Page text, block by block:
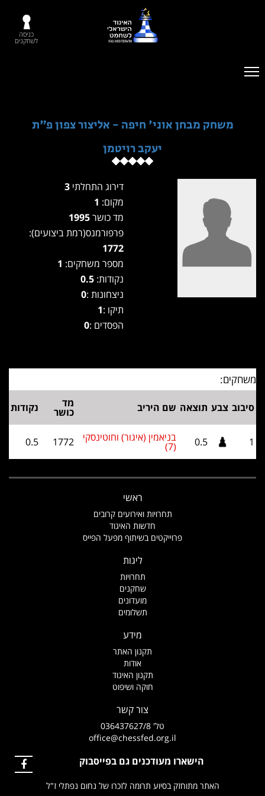
כניסה
לשחקנים
משחק מבחן אוני' חיפה - אליצור צפון פ"ת
יעקב רויטמן
דירוג התחלתי
מקום:
מד כושר
פרפורמנס(רמת ביצועים):
1772
מספר משחקים:
נקודות: 0.5
ניצחונות :0
תיקו :1
הפסדים :0
משחקים:
סיבוב צבע תוצאה שם היריב מד
כושר נקודות
1
0.5 בניאמין (איגור) וחוטינסקי
(7)
1772
0.5
ראשי
תחרויות ואירועים קרובים
חדשות האיגוד
פרוייקטים בשיתוף מפעל הפייס
ליגות
תחרויות
שחקנים
מועדונים
תשלומים
מידע
תקנון האתר
אודות
תקנון האיגוד
חוקה ושיפוט
צור קשר
טל' 036437627/8
office@chessfed.org.il
הישארו מעודכנים גם בפייסבוק
האתר מתוחזק בסיוע תרומה לזכרו של נחום נפתלי ז"ל